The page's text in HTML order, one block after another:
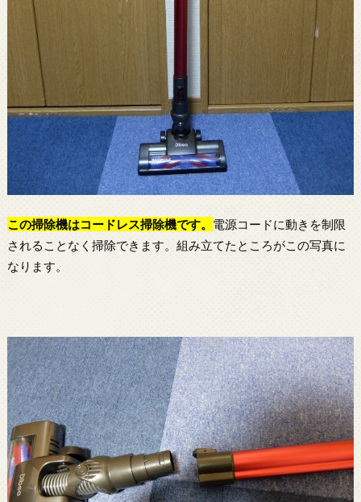
この掃除機はコードレス掃除機です。 電源コードに動きを制限
されることなく掃除できます。組み立てたところがこの写真に
なります。